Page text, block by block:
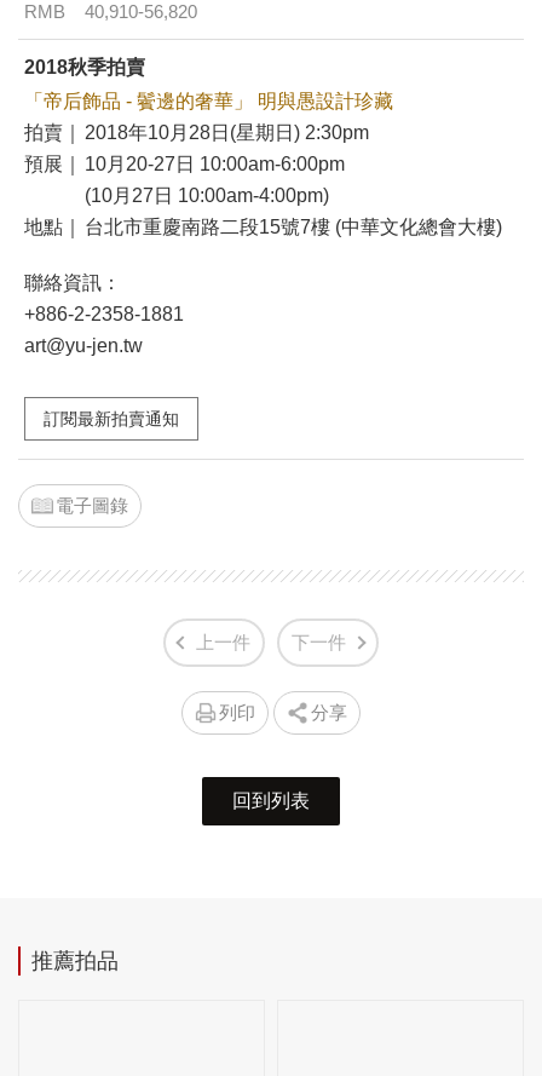
RMB
40,910-56,820
2018秋季拍賣
「帝后飾品 - 鬢邊的奢華」 明與愚設計珍藏
拍賣｜
2018年10月28日(星期日) 2:30pm
預展｜
10月20-27日 10:00am-6:00pm
(10月27日 10:00am-4:00pm)
地點｜
台北市重慶南路二段15號7樓 (中華文化總會大樓)
聯絡資訊：
+886-2-2358-1881
art@yu-jen.tw
訂閱最新拍賣通知
電子圖錄
上一件 下一件
列印 分享
回到列表
推薦拍品